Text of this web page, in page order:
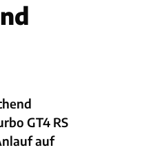
GT4 RS
auf